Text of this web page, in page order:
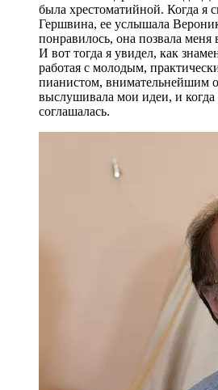
была хрестоматийной. Когда я
Гершвина, ее услышала
понравилось, она позвала меня
И вот тогда я увидел, как
работая с молодым,
пианистом, внимательнейшим
выслушивала мои идеи, и когда
соглашалась.